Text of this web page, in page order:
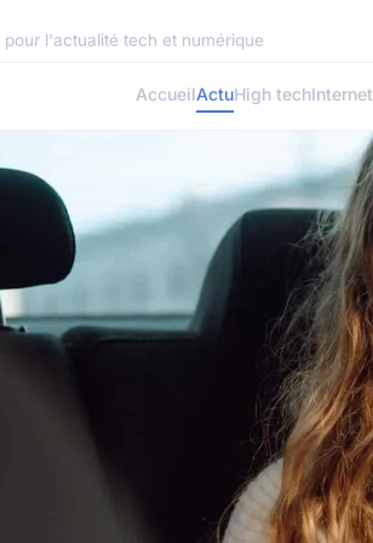
l'actualité tech et numérique
AccueilActuHigh techInternet